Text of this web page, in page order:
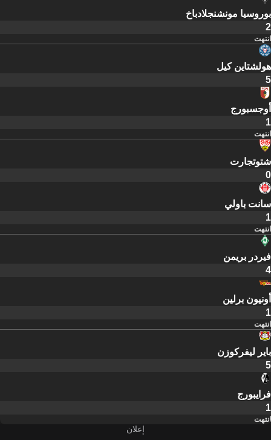
بوروسيا مونشنجلادباخ
2
انتهت
هولشتاين كيل
5
أوجسبورج
1
انتهت
شتوتجارت
0
سانت باولي
1
انتهت
فيردر بريمن
4
أونيون برلين
1
انتهت
باير ليفركوزن
5
فرايبورج
1
انتهت
إعلان